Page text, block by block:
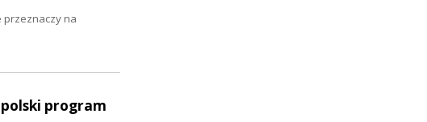
przeznaczy na
program